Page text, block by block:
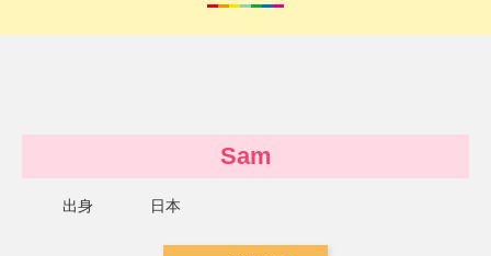
Sam
出身 日本